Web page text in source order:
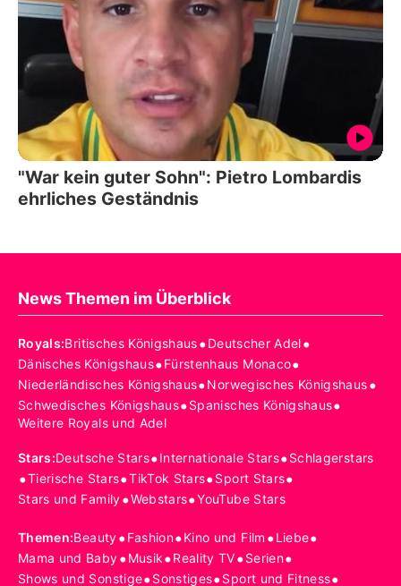
"War kein guter Sohn": Pietro Lombardis
ehrliches Geständnis
News Themen im Überblick
Royals:Britisches Königshaus•Deutscher Adel•
Dänisches Königshaus•Fürstenhaus Monaco•
Niederländisches Königshaus•Norwegisches Königshaus•
Schwedisches Königshaus•Spanisches Königshaus•
Weitere Royals und Adel
Stars:Deutsche Stars•Internationale Stars•Schlagerstars
•Tierische Stars•TikTok Stars•Sport Stars•
Stars und Family•Webstars•YouTube Stars
Themen:Beauty•Fashion•Kino und Film •Liebe•
Mama und Baby•Musik•Reality TV•Serien•
Shows und Sonstige•Sonstiges•Sport und Fitness•